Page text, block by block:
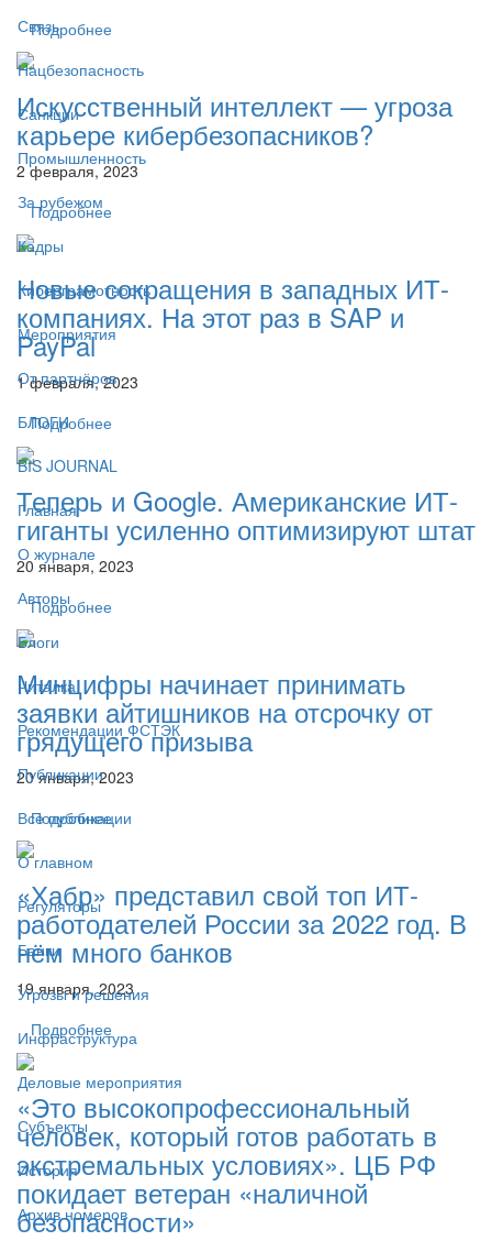
Связь
Нацбезопасность
Санкции
Промышленность
За рубежом
Кадры
Киберграмотность
Мероприятия
От партнёров
БЛОГИ
BIS JOURNAL
Главная
О журнале
Авторы
Блоги
Читалка
Рекомендации ФСТЭК
Публикации
Все публикации
О главном
Регуляторы
Банки
Угрозы и решения
Инфраструктура
Деловые мероприятия
Субъекты
История
Архив номеров
Подробнее
Искусственный интеллект — угроза
карьере кибербезопасников?
2 февраля, 2023
Подробнее
Новые сокращения в западных ИТ-
компаниях. На этот раз в SAP и
PayPal
1 февраля, 2023
Подробнее
Теперь и Google. Американские ИТ-
гиганты усиленно оптимизируют штат
20 января, 2023
Подробнее
Минцифры начинает принимать
заявки айтишников на отсрочку от
грядущего призыва
20 января, 2023
Подробнее
«Хабр» представил свой топ ИТ-
работодателей России за 2022 год. В
нём много банков
19 января, 2023
Подробнее
«Это высокопрофессиональный
человек, который готов работать в
экстремальных условиях». ЦБ РФ
покидает ветеран «наличной
безопасности»